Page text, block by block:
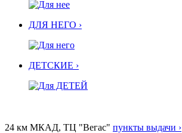
ДЛЯ НЕГО ›
ДЕТСКИЕ ›
24 км МКАД, ТЦ "Вегас" пункты выдачи ›